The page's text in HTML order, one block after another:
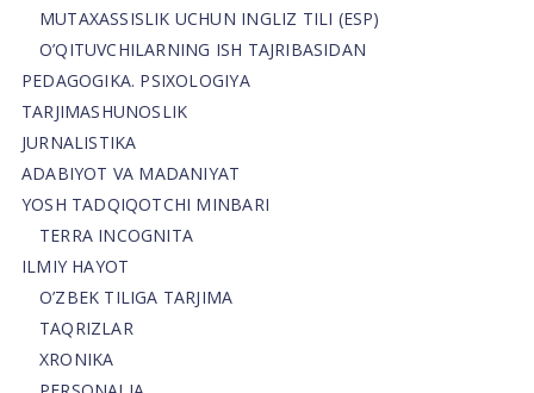
MUTAXASSISLIK UCHUN INGLIZ TILI (ESP)
O’QITUVCHILARNING ISH TAJRIBASIDAN
PEDAGOGIKA. PSIXOLOGIYA
TARJIMASHUNOSLIK
JURNALISTIKA
ADABIYOT VA MADANIYAT
YOSH TADQIQOTCHI MINBARI
TERRA INCOGNITA
ILMIY HAYOT
O’ZBEK TILIGA TARJIMA
TAQRIZLAR
XRONIKA